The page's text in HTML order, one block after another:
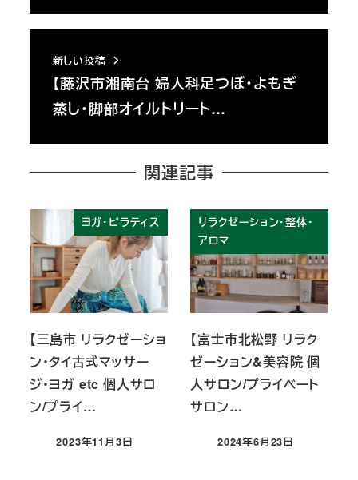
新しい投稿
【藤沢市湘南台 婦人科足つぼ・よもぎ
蒸し・脚部オイルトリート…
関連記事
ヨガ・ピラティス
【三島市 リラクゼーショ
ン・タイ古式マッサー
ジ・ヨガ etc 個人サロ
ン/プライ…
投稿日
2023年11月3日
リラクゼーション・整体・
アロマ
【富士市北松野 リラク
ゼーション&美容院 個
人サロン/プライベート
サロン…
投稿日
2024年6月23日